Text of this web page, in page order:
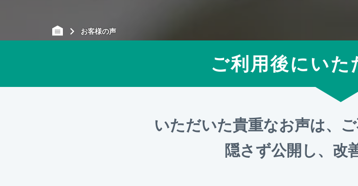
お客様の声
ご利用後にいた
いただいた貴重なお声は、
隠さず公開し、改